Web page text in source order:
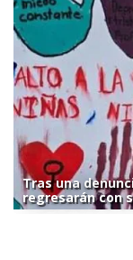
Tras una
regresarán con